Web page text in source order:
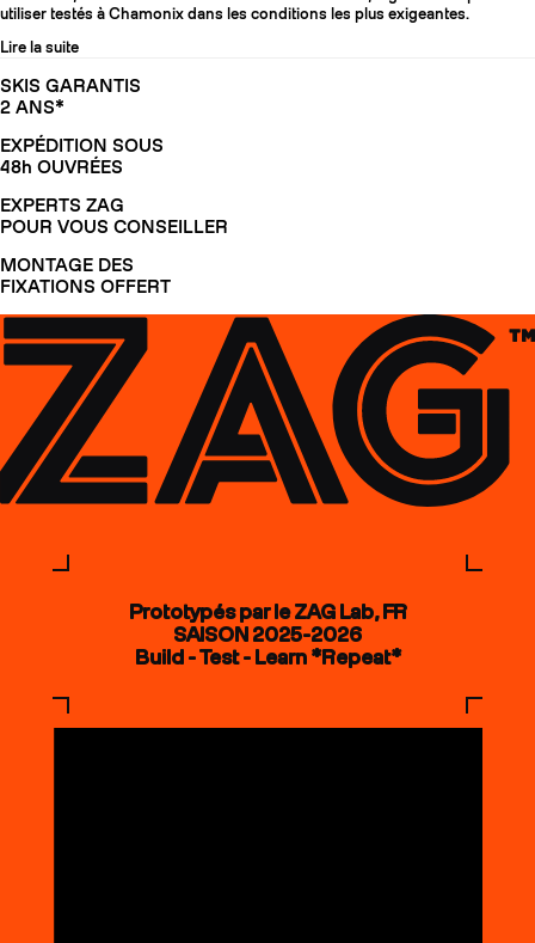
utiliser testés à Chamonix dans les conditions les plus exigeantes.
Lire la suite
SKIS GARANTIS
2 ANS*
EXPÉDITION SOUS
48h OUVRÉES
EXPERTS ZAG
POUR VOUS CONSEILLER
MONTAGE DES
FIXATIONS OFFERT
Prototypés par le ZAG Lab, FR
SAISON 2025-2026
Build - Test - Learn *Repeat*